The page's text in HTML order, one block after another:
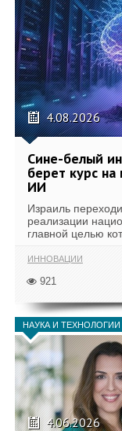
4.08.2026
Сине-белый
берет курс
ИИ
Израиль
реализации
главной целью
ИННОВАЦИИ
921
НАУКА И ТЕХНОЛОГИИ
4.06.2026